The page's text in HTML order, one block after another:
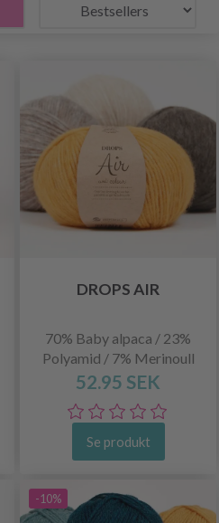
DROPS AIR
70% Baby alpaca / 23%
Polyamid / 7% Merinoull
52.95 SEK
Se produkt
-10%